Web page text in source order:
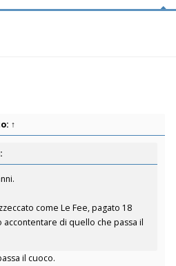
↑
come Le Fee, pagato 18
di quello che passa il
il cuoco.